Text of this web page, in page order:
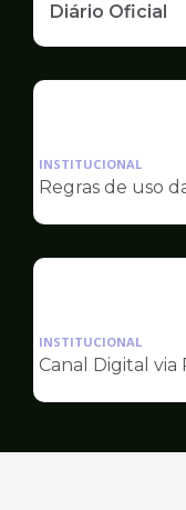
Diário Oficial
INSTITUCIONAL
Regras de uso
INSTITUCIONAL
Canal Digital via